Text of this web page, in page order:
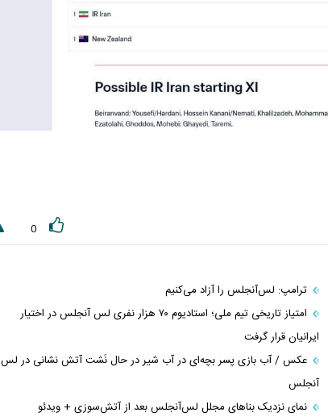
0
ترامپ: لس‌آنجلس را آزاد می‌کنیم
امتیاز تاریخی تیم ملی؛ استادیوم ۷۰ هزار نفری لس آنجلس در اختیار
ایرانیان قرار گرفت
عکس / آب بازی پسر بچه‌ای در آب شیر در حال نَشت آتش نشانی در لس
آنجلس
نمای نزدیک بنا‌های مجلل لس‌آنجلس بعد از آتش‌سوزی + ویدئو